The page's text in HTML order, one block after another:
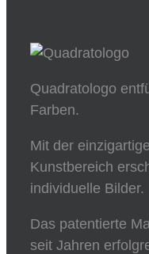
Quadratologo
Farben.
Mit der
Kunstbereich
individuelle Bilder.
Das patentierte
seit Jahren